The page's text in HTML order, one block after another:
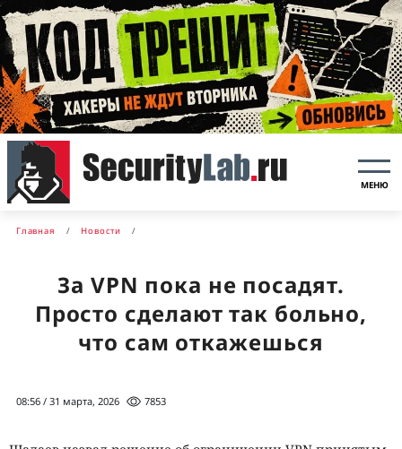
МЕНЮ
Главная Новости
За VPN пока не посадят.
Просто сделают так больно,
что сам откажешься
08:56 / 31 марта, 2026 7853